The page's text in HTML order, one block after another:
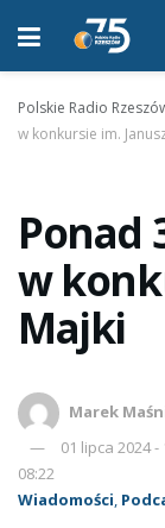
Polskie Radio
w konkursie im.
Ponad
w
Majki
Marek
01 lipca 2024
08:22
Wiadomości,